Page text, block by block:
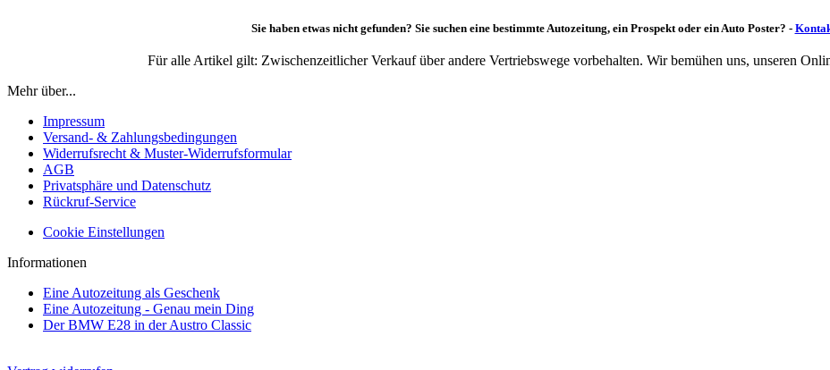
Sie haben etwas nicht gefunden? Sie suchen eine bestimmte Autozeitung, ein Prospekt oder ein Auto Poster? -
Für alle Artikel gilt: Zwischenzeitlicher Verkauf über andere Vertriebswege vorbehalten. Wir bemühen uns, unseren
Mehr über...
Impressum
Versand- & Zahlungsbedingungen
Widerrufsrecht & Muster-Widerrufsformular
AGB
Privatsphäre und Datenschutz
Rückruf-Service
Cookie Einstellungen
Informationen
Eine Autozeitung als Geschenk
Eine Autozeitung - Genau mein Ding
Der BMW E28 in der Austro Classic